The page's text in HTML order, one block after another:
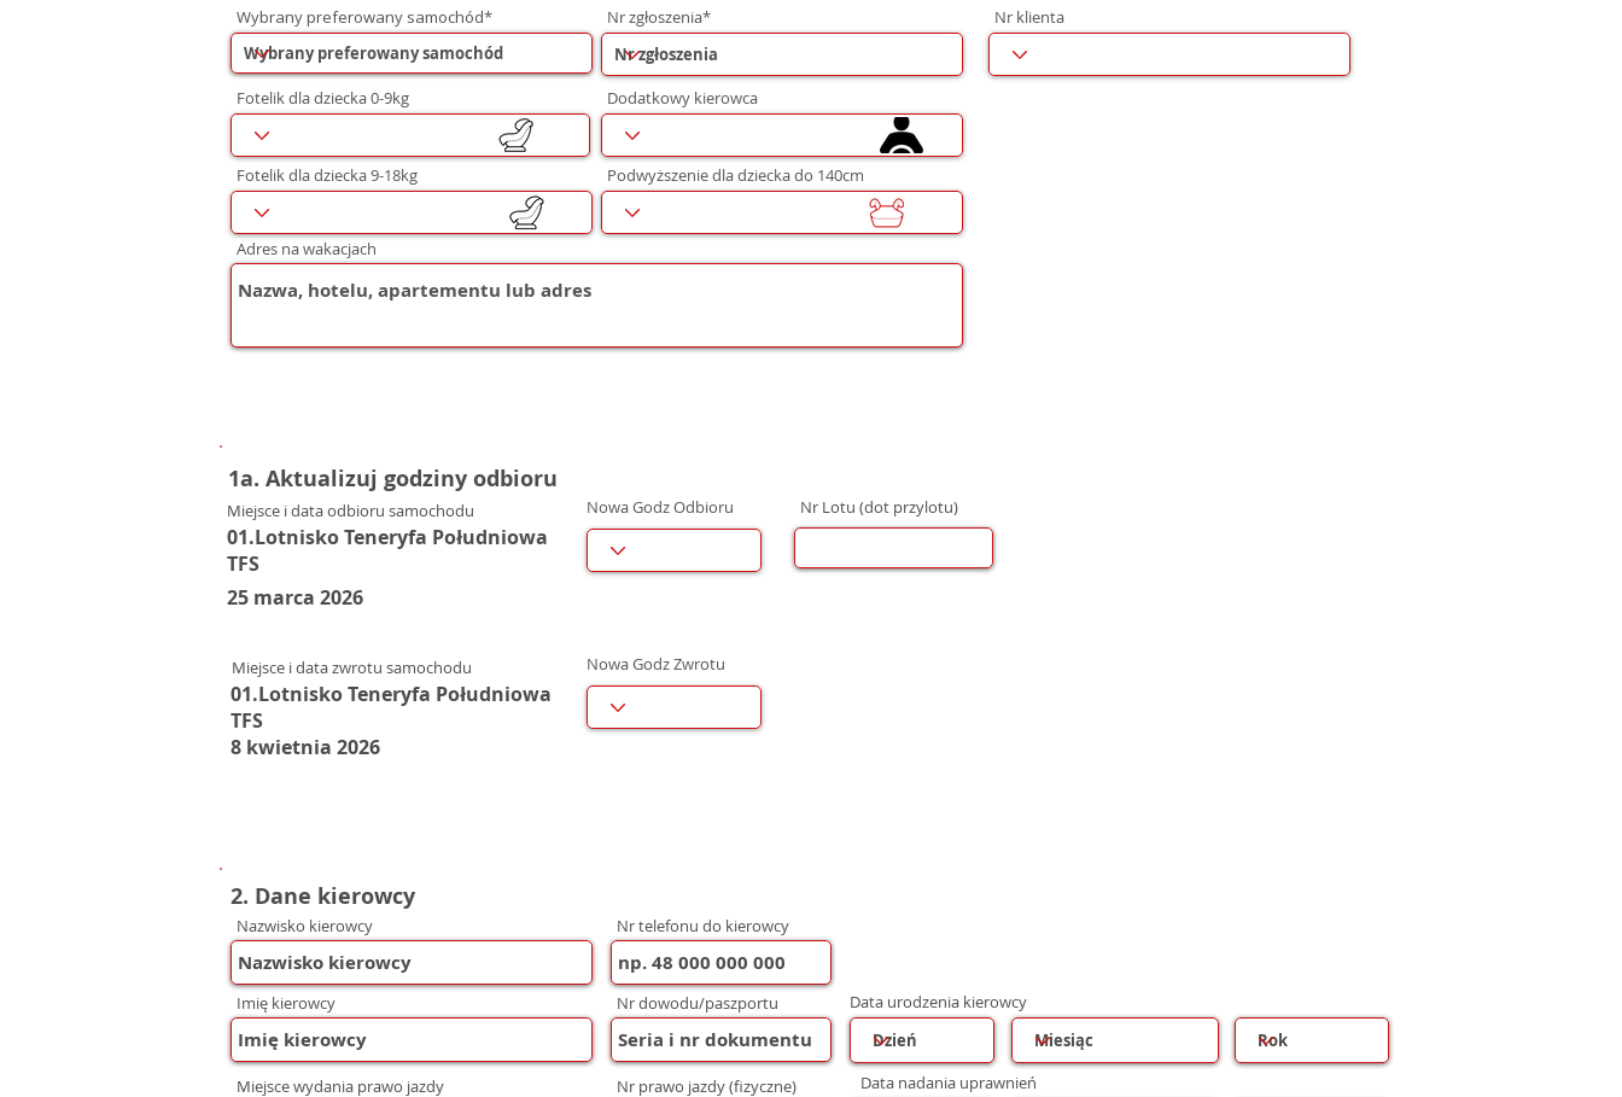
Wybrany preferowany samochód* Nr zgłoszenia*
Fotelik dla dziecka 0-9kg Dodatkowy kierowca
Fotelik dla dziecka 9-18kg Podwyższenie dla dziecka do 140cm
Adres na wakacjach
Nr klienta
1a. Aktualizuj godziny odbioru
Miejsce i data odbioru samochodu
01.Lotnisko Teneryfa Południowa
TFS
25 marca 2026
Nowa Godz Odbioru Nr Lotu (dot przylotu)
Miejsce i data zwrotu samochodu
01.Lotnisko Teneryfa Południowa
TFS
8 kwietnia 2026
Nowa Godz Zwrotu
2. Dane kierowcy
Nazwisko kierowcy
Imię kierowcy
Nr telefonu do kierowcy
Nr dowodu/paszportu Data urodzenia kierowcy
Miejsce wydania prawo jazdy Nr prawo jazdy (fizyczne) Data nadania uprawnień